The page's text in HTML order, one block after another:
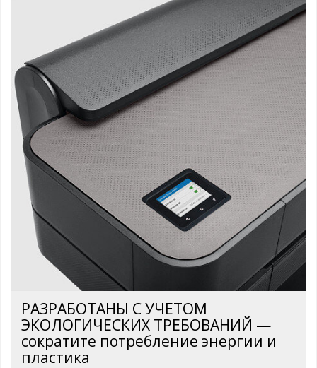
РАЗРАБОТАНЫ С УЧЕТОМ
ЭКОЛОГИЧЕСКИХ ТРЕБОВАНИЙ —
сократите потребление энергии и
пластика